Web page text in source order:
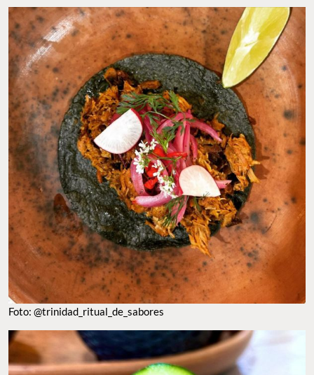
Foto: @trinidad_ritual_de_sabores